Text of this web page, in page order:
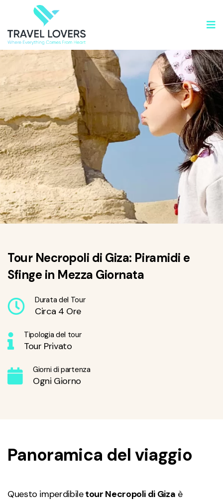
Tour Necropoli di Giza: Piramidi e
Sfinge in Mezza Giornata
Durata del Tour
Circa 4 Ore
Tipologia del tour
Tour Privato
Giorni di partenza
Ogni Giorno
Panoramica del viaggio
Questo imperdibiletour Necropoli di Giza è